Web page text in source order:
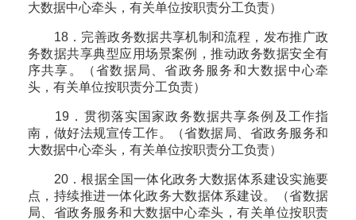
大数据中心牵头，有关单位按职责分工负责）
18．完善政务数据共享机制和流程，发布推广政
务数据共享典型应用场景案例，推动政务数据安全有
序共享。（省数据局、省政务服务和大数据中心牵
头，有关单位按职责分工负责）
19．贯彻落实国家政务数据共享条例及工作指
南，做好法规宣传工作。（省数据局、省政务服务和
大数据中心牵头，有关单位按职责分工负责）
20．根据全国一体化政务大数据体系建设实施要
点，持续推进一体化政务大数据体系建设。（省数据
局、省政务服务和大数据中心牵头，有关单位按职责